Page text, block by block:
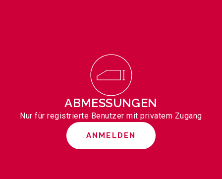
ABMESSUNGEN
Nur für registrierte Benutzer mit privatem Zugang
ANMELDEN